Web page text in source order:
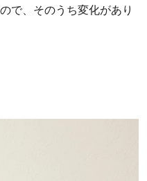
で、そのうち変化があり